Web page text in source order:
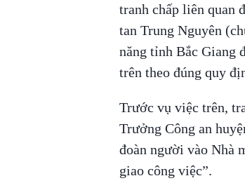
tranh chấp liên quan
tan Trung Nguyên
năng tỉnh Bắc Giang
trên theo đúng quy
Trước vụ việc trên,
Trưởng Công an
đoàn người vào Nhà
giao công việc”.